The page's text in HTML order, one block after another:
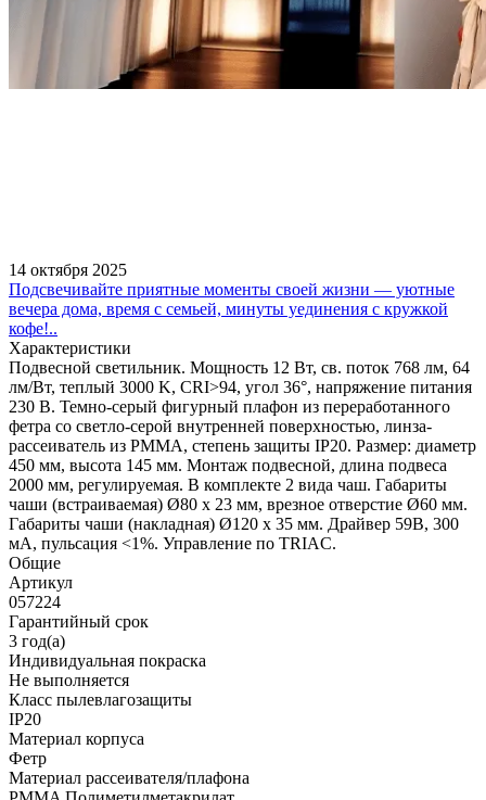
14 октября 2025
Подсвечивайте приятные моменты своей жизни — уютные
вечера дома, время с семьей, минуты уединения с кружкой
кофе!..
Характеристики
Подвесной светильник. Мощность 12 Вт, св. поток 768 лм, 64
лм/Вт, теплый 3000 K, CRI>94, угол 36°, напряжение питания
230 В. Темно-серый фигурный плафон из переработанного
фетра со светло-серой внутренней поверхностью, линза-
рассеиватель из PMMA, степень защиты IP20. Размер: диаметр
450 мм, высота 145 мм. Монтаж подвесной, длина подвеса
2000 мм, регулируемая. В комплекте 2 вида чаш. Габариты
чаши (встраиваемая) Ø80 х 23 мм, врезное отверстие Ø60 мм.
Габариты чаши (накладная) Ø120 x 35 мм. Драйвер 59В, 300
мА, пульсация <1%. Управление по TRIAC.
Общие
Артикул
057224
Гарантийный срок
3 год(а)
Индивидуальная покраска
Не выполняется
Класс пылевлагозащиты
IP20
Материал корпуса
Фетр
Материал рассеивателя/плафона